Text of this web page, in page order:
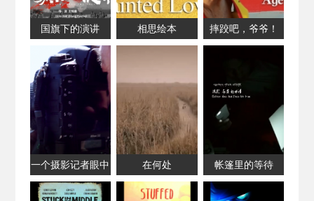
国旗下的演讲 相思绘本
摔跤吧，爷爷！
一个摄影记者眼中
的汶川十年
在何处 帐篷里的等待